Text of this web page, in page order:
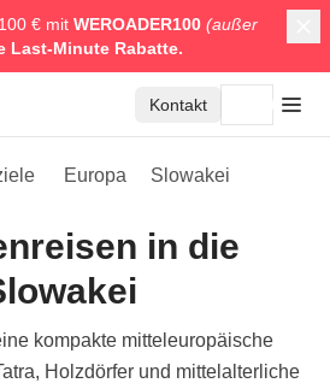
€ mit WEROADER100 (außer
Last-Minute Rabatte.
Kontakt
Europa Slowakei
in die
kompakte mitteleuropäische
Holzdörfer und mittelalterliche